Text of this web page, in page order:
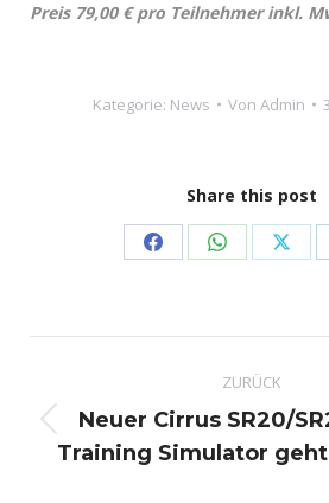
Preis 79,00 € pro Teilnehmer inkl.
Kategorie: News Von Admin
Share this post
Share
Facebook
Share
WhatsApp
X
ZURÜCK
Vorheriger
Beitrag:
Neuer Cirrus SR20/
Training Simulator